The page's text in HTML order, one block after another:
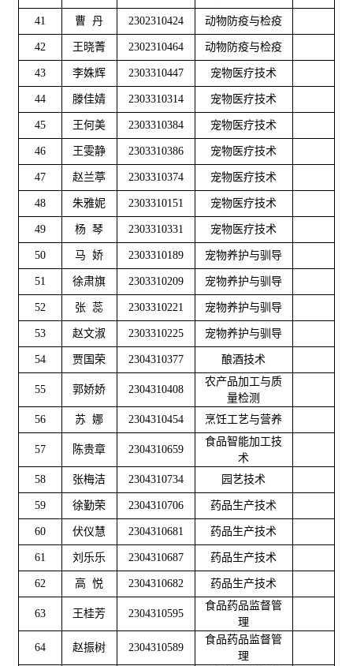
41 曹 丹 2302310424 动物防疫与检疫
42 王晓菁 2302310464 动物防疫与检疫
43 李姝辉 2303310447 宠物医疗技术
44 滕佳婧 2303310314 宠物医疗技术
45 王何美 2303310384 宠物医疗技术
46 王雯静 2303310386 宠物医疗技术
47 赵兰葶 2303310374 宠物医疗技术
48 朱雅妮 2303310151 宠物医疗技术
49 杨 琴 2303310331 宠物医疗技术
50 马 娇 2303310189 宠物养护与驯导
51 徐肃旗 2303310209 宠物养护与驯导
52 张 蕊 2303310221 宠物养护与驯导
53 赵文淑 2303310225 宠物养护与驯导
54 贾国荣 2304310377 酿酒技术
55 郭娇娇 2304310408
农产品加工与质
量检测
56
苏 娜 2304310454 烹饪工艺与营养
57 陈贵章 2304310659
食品智能加工技
术
58
张梅洁 2304310734 园艺技术
59 徐勤荣 2304310706 药品生产技术
60 伏仪慧 2304310681 药品生产技术
61 刘乐乐 2304310687 药品生产技术
62 高 悦 2304310682 药品生产技术
63 王桂芳 2304310595
食品药品监督管
理
64 赵振树 2304310589
食品药品监督管
理